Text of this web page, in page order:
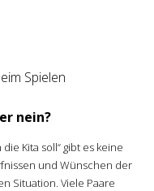
nein?
Kita soll“ gibt es keine
und Wünschen der
Situation. Viele Paare